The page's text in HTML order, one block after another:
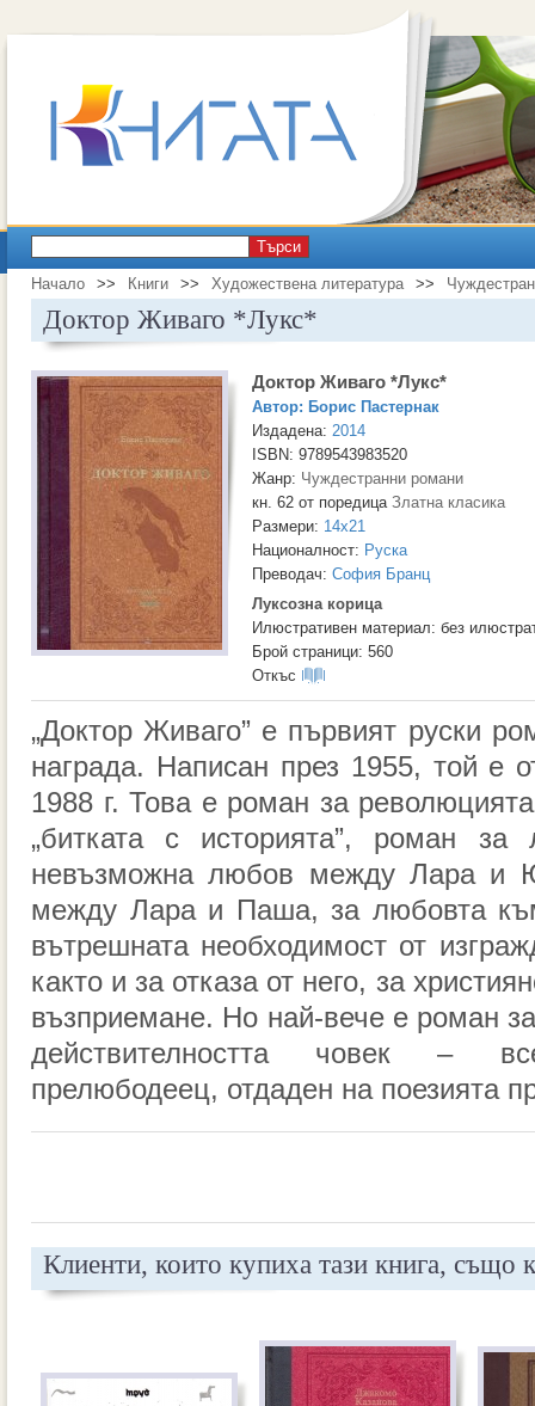
Търси
Начало >> Книги >> Художествена литература >>
Доктор Живаго *Лукс*
Доктор Живаго *Лукс*
Автор: Борис Пастернак
Издадена: 2014
ISBN: 9789543983520
Жанр: Чуждестранни романи
кн. 62 от поредица Златна класика
Размери: 14x21
Националност: Руска
Преводач: София Бранц
Луксозна корица
Илюстративен материал: без
Брой страници: 560
Откъс
„Доктор Живаго” е първият руски
награда. Написан през 1955, той е
1988 г. Това е роман за
„битката с историята”, роман
невъзможна любов между Лара
между Лара и Паша, за любовта
вътрешната необходимост от
както и за отказа от него, за
възприемане. Но най-вече е роман
действителността човек –
прелюбодеец, отдаден на поезията
Клиенти, които купиха тази книга, също